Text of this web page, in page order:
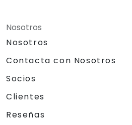
Nosotros
Nosotros
Contacta con Nosotros
Socios
Clientes
Reseñas